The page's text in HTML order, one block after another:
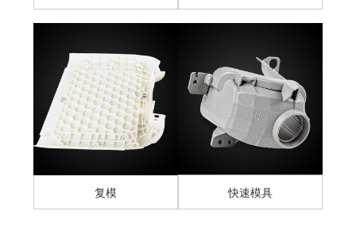
复模 快速模具